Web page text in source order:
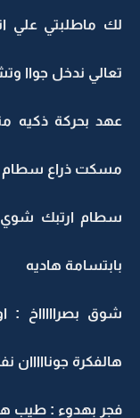
لك ماطلبتي علي
تعالي ندخل جواا
عهد بحركة ذكيه
مسكت ذراع سطام
سطام ارتبك
بابتسامة هاديه
شوق بصراااااخ :
هالفكرة
فجر بهدوء : طيب